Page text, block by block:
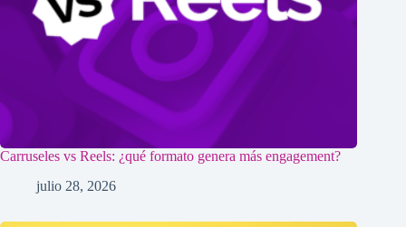
Carruseles vs Reels: ¿qué formato genera más engagement?
julio 28, 2026